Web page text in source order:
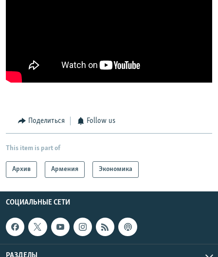
Поделиться Follow us
This item is part of
Архив Армения Экономика
СОЦИАЛЬНЫЕ СЕТИ